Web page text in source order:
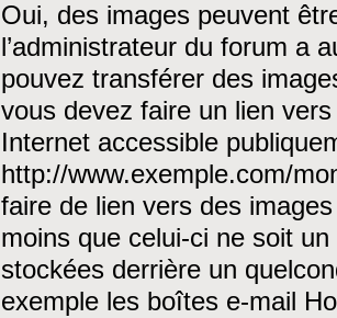
Oui, des images peuvent
l’administrateur du forum a
pouvez transférer des
vous devez faire un lien
Internet accessible
http://www.exemple.com/
faire de lien vers des
moins que celui-ci ne soit
stockées derrière un
exemple les boîtes e-mail